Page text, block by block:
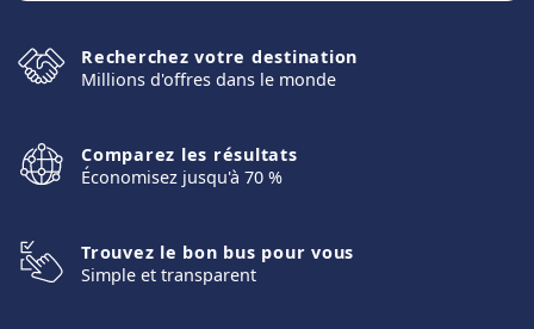
Recherchez votre destination
Millions d'offres dans le monde
Comparez les résultats
Économisez jusqu'à 70 %
Trouvez le bon bus pour vous
Simple et transparent